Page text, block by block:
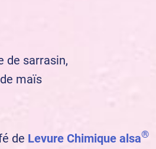
de sarrasin,
maïs
de Levure Chimique alsa®